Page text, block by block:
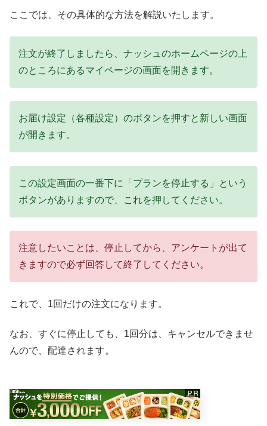
ここでは、その具体的な方法を解説いたします。
注文が終了しましたら、ナッシュのホームページの上
のところにあるマイページの画面を開きます。
お届け設定（各種設定）のボタンを押すと新しい画面
が開きます。
この設定画面の一番下に「プランを停止する」という
ボタンがありますので、これを押してください。
注意したいことは、停止してから、アンケートが出て
きますので必ず回答して終了してください。
これで、1回だけの注文になります。
なお、すぐに停止しても、1回分は、キャンセルできませ
んので、配達されます。